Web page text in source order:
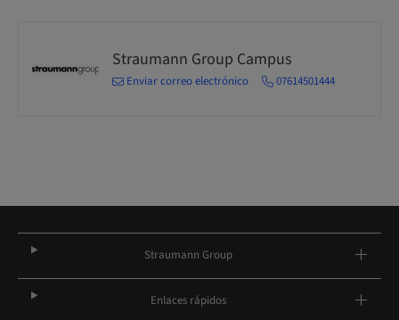
Straumann Group Campus
Enviar correo electrónico 07614501444
Straumann Group
Enlaces rápidos